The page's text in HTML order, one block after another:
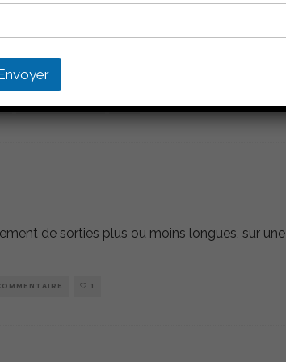
à 75% de ma FCM, je suis toujours
de sorties plus ou moins longues, sur une
1